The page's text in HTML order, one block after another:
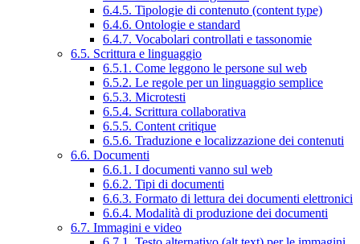
6.4.5. Tipologie di contenuto (content type)
6.4.6. Ontologie e standard
6.4.7. Vocabolari controllati e tassonomie
6.5. Scrittura e linguaggio
6.5.1. Come leggono le persone sul web
6.5.2. Le regole per un linguaggio semplice
6.5.3. Microtesti
6.5.4. Scrittura collaborativa
6.5.5. Content critique
6.5.6. Traduzione e localizzazione dei contenuti
6.6. Documenti
6.6.1. I documenti vanno sul web
6.6.2. Tipi di documenti
6.6.3. Formato di lettura dei documenti elettronici
6.6.4. Modalità di produzione dei documenti
6.7. Immagini e video